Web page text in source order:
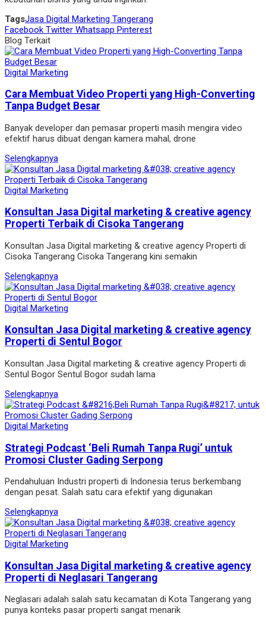
TagsJasa Digital Marketing Tangerang
Facebook Twitter Whatsapp Pinterest
Blog Terkait
Digital Marketing
Cara Membuat Video Properti yang High-Converting
Tanpa Budget Besar
Banyak developer dan pemasar properti masih mengira video
efektif harus dibuat dengan kamera mahal, drone
Selengkapnya
Digital Marketing
Konsultan Jasa Digital marketing & creative agency
Properti Terbaik di Cisoka Tangerang
Konsultan Jasa Digital marketing & creative agency Properti di
Cisoka Tangerang Cisoka Tangerang kini semakin
Selengkapnya
Digital Marketing
Konsultan Jasa Digital marketing & creative agency
Properti di Sentul Bogor
Konsultan Jasa Digital marketing & creative agency Properti di
Sentul Bogor Sentul Bogor sudah lama
Selengkapnya
Digital Marketing
Strategi Podcast ‘Beli Rumah Tanpa Rugi’ untuk
Promosi Cluster Gading Serpong
Pendahuluan Industri properti di Indonesia terus berkembang
dengan pesat. Salah satu cara efektif yang digunakan
Selengkapnya
Digital Marketing
Konsultan Jasa Digital marketing & creative agency
Properti di Neglasari Tangerang
Neglasari adalah salah satu kecamatan di Kota Tangerang yang
punya konteks pasar properti sangat menarik